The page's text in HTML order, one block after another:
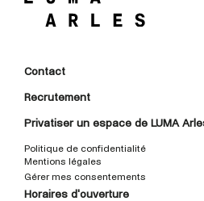
Contact
Recrutement
Privatiser un espace de LUMA
Politique de confidentialité
Mentions légales
Gérer mes consentements
Horaires d'ouverture